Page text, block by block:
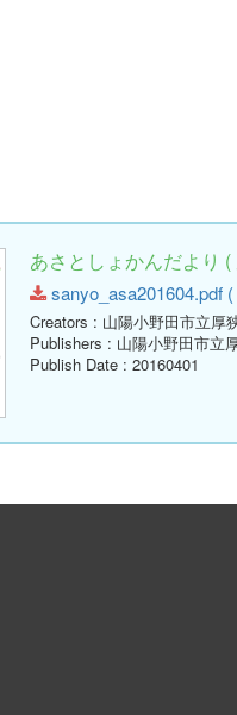
あさとしょかんだより
sanyo_asa201604.pdf
Creators : 山陽小野田市立厚
Publishers : 山陽小野田市立
Publish Date : 20160401